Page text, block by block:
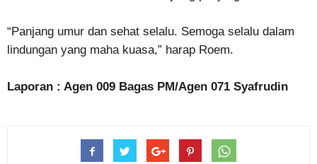
“Panjang umur dan sehat selalu. Semoga selalu dalam
lindungan yang maha kuasa,” harap Roem.
Laporan : Agen 009 Bagas PM/Agen 071 Syafrudin